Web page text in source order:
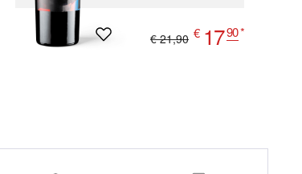
€ 21,90 € 1790*